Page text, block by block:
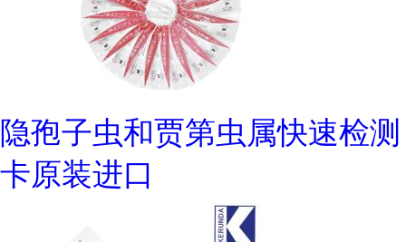
隐孢子虫和贾第虫属快速检测
卡原装进口